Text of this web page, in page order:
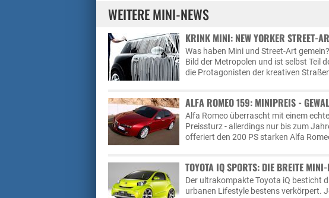
WEITERE MINI-NEWS
KRINK MINI: NEW YORKER STREET-
Was haben Mini und Street-Art
Bild der Metropolen und ist selbst Teil
die Protagonisten der kreativen
ALFA ROMEO 159: MINIPREIS -
Alfa Romeo überrascht mit einem
Preissturz - allerdings nur bis zum
offeriert den 200 PS starken Alfa
TOYOTA IQ SPORTS: DIE BREITE MINI-
Der ultrakompakte Toyota iQ besticht
urbanen Lifestyle bestens verkörpert.